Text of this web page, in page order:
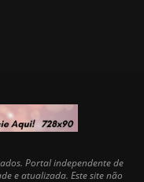
Portal independente de
e atualizada. Este site não